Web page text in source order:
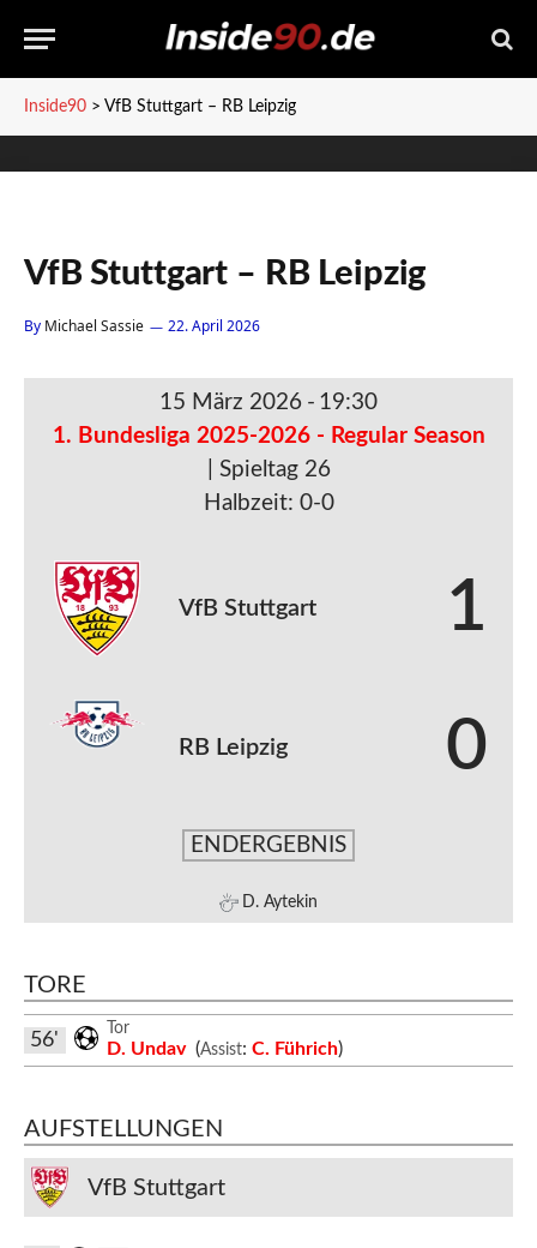
Inside90 > VfB Stuttgart – RB Leipzig
VfB Stuttgart – RB Leipzig
By Michael Sassie 22. April 2026
15 März 2026 - 19:30
1. Bundesliga 2025-2026 - Regular Season
| Spieltag 26
Halbzeit: 0-0
VfB Stuttgart 1
RB Leipzig 0
ENDERGEBNIS
D. Aytekin
TORE
Tor
D. Undav (Assist: C. Führich)
56'
AUFSTELLUNGEN
VfB Stuttgart